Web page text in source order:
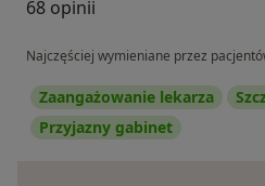
68 opinii
Najczęściej wymieniane przez
Zaangażowanie lekarza
Przyjazny gabinet